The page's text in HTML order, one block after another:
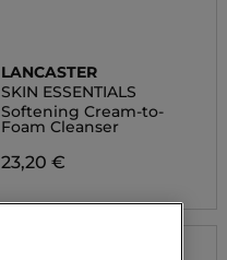
LANCASTER
SKIN ESSENTIALS
Softening Cream-to-
Foam Cleanser
23,20 €